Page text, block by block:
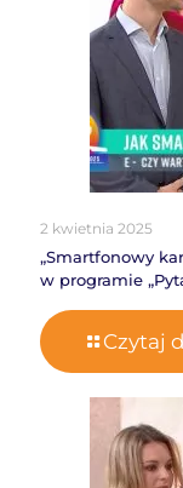
2 kwietnia 2025
„Smartfonowy
w programie
Czytaj